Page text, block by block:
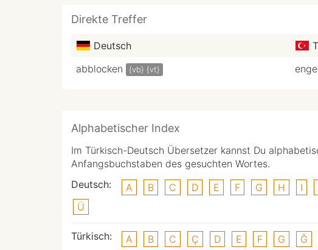
Direkte Treffer
Deutsch
abblocken
{vb} {vt}
Alphabetischer Index
Im Türkisch-Deutsch Übersetzer kannst Du
Anfangsbuchstaben des gesuchten Wortes.
Deutsch:
A B C D E F G H I
Ü
Türkisch: A B C Ç D E F G Ğ